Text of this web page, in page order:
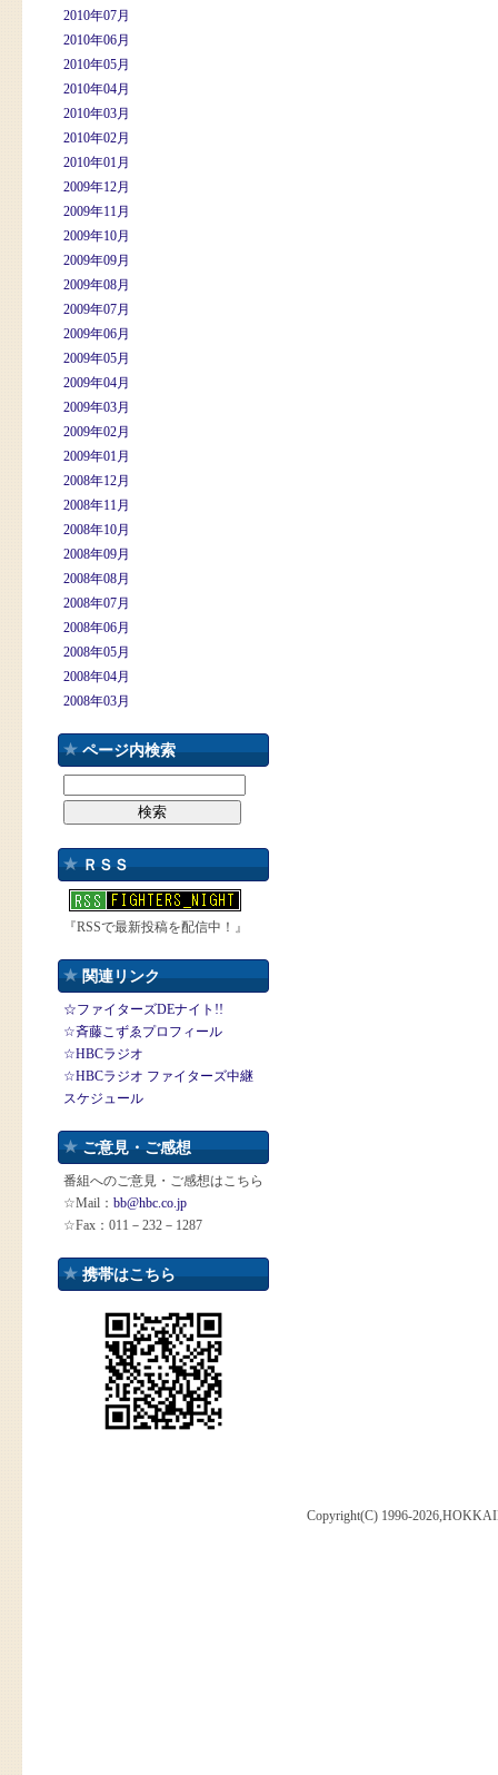
2010年07月
2010年06月
2010年05月
2010年04月
2010年03月
2010年02月
2010年01月
2009年12月
2009年11月
2009年10月
2009年09月
2009年08月
2009年07月
2009年06月
2009年05月
2009年04月
2009年03月
2009年02月
2009年01月
2008年12月
2008年11月
2008年10月
2008年09月
2008年08月
2008年07月
2008年06月
2008年05月
2008年04月
2008年03月
ページ内検索
ＲＳＳ
『RSSで最新投稿を配信中！』
関連リンク
☆ファイターズDEナイト!!
☆斉藤こずゑプロフィール
☆HBCラジオ
☆HBCラジオ ファイターズ中継
スケジュール
ご意見・ご感想
番組へのご意見・ご感想はこちら
☆Mail： bb@hbc.co.jp
☆Fax：011－232－1287
携帯はこちら
Copyright(C) 1996-